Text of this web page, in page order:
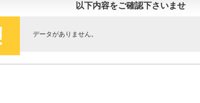
以下内容をご確認下さいませ
データがありません。